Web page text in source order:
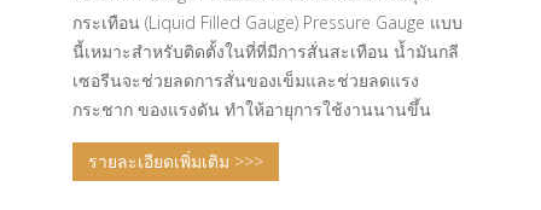
กระเทือน (Liquid Filled Gauge) Pressure Gauge แบบ
นี้เหมาะสำหรับติดตั้งในที่ที่มีการสั่นสะเทือน น้ำมันกลี
เซอรีนจะช่วยลดการสั่นของเข็มและช่วยลดแรง
กระชาก ของแรงดัน ทำให้อายุการใช้งานนานขึ้น
รายละเอียดเพิ่มเติม >>>